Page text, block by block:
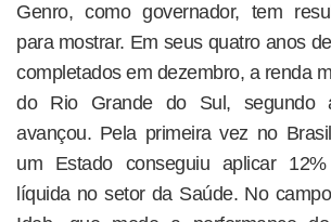
Genro, como governador, tem
para mostrar. Em seus quatro anos
completados em dezembro, a renda
do Rio Grande do Sul, segundo
avançou. Pela primeira vez no
um Estado conseguiu aplicar
líquida no setor da Saúde. No